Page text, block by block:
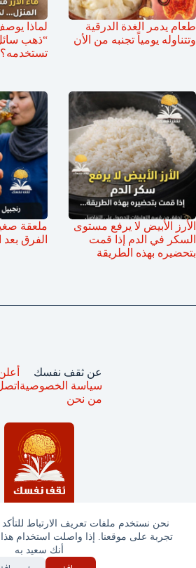
نحن نستخدم ملفات تعريف الارتباط
تجربة على موقعنا. إذا واصلت استخدام
أنك سعيد به
طعام يدمر الغدة الدرقية
وتتناوله يومياً تجنبه من الأن
لماذا
“ذهب
تستخدمه؟
الأرز الأبيض لا يرفع مستوى
السكر في الدم إذا قمت
بتحضيره بهذه الطريقة
ملعقة
الفرق
جميع الحقوق محفوظة © ثقف
عن ثقف نفسك
سياسة الخصوصية
من نحن